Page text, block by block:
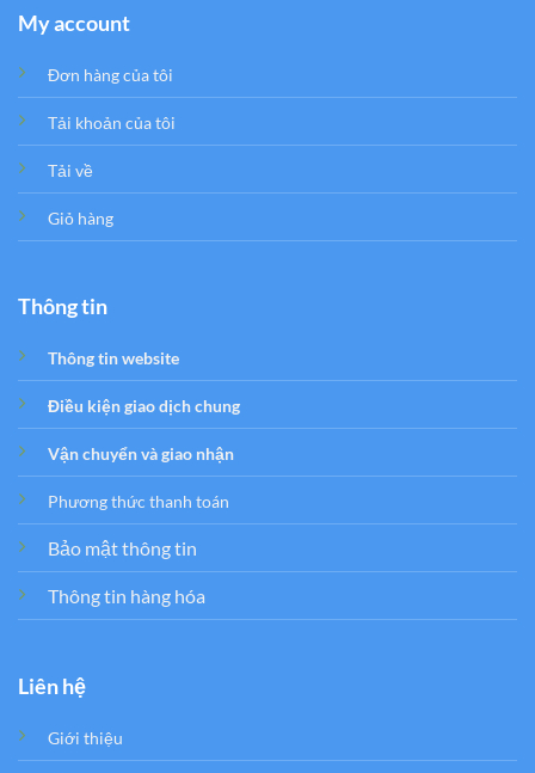
My account
Đơn hàng của tôi
Tải khoản của tôi
Tải về
Giỏ hàng
Thông tin
Thông tin website
Điều kiện giao dịch chung
Vận chuyển và giao nhận
Phương thức thanh toán
Bảo mật thông tin
Thông tin hàng hóa
Liên hệ
Giới thiệu